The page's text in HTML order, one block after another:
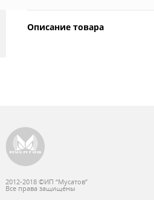
Описание товара
2012-2018 ©ИП “Мусатов”
Все права защищены